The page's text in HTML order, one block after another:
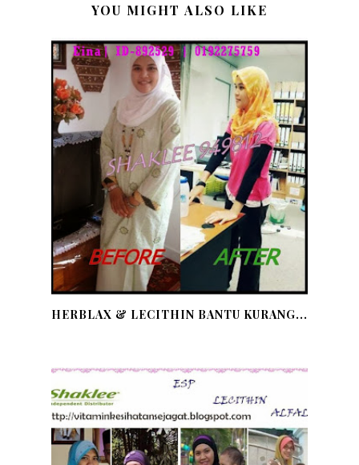
YOU MIGHT ALSO LIKE
HERBLAX & LECITHIN BANTU KURANG...